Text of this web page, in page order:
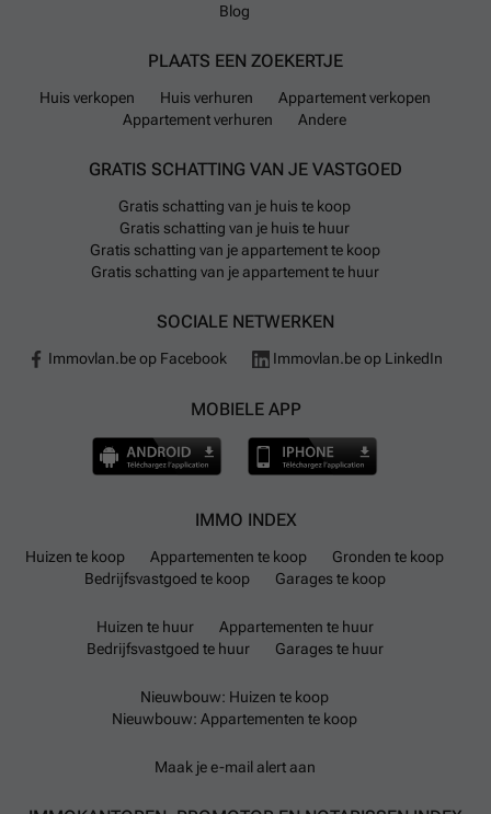
Blog
PLAATS EEN ZOEKERTJE
Huis verkopen Huis verhuren
Appartement verkopen
Appartement verhuren
Andere
GRATIS SCHATTING VAN JE VASTGOED
Gratis schatting van je huis te koop
Gratis schatting van je huis te huur
Gratis schatting van je appartement te koop
Gratis schatting van je appartement te huur
SOCIALE NETWERKEN
Immovlan.be op Facebook Immovlan.be op LinkedIn
MOBIELE APP
IMMO INDEX
Huizen te koop Appartementen te koop
Gronden te koop
Bedrijfsvastgoed te koop
Garages te koop
Huizen te huur
Appartementen te huur
Bedrijfsvastgoed te huur
Garages te huur
Nieuwbouw: Huizen te koop
Nieuwbouw: Appartementen te koop
Maak je e-mail alert aan